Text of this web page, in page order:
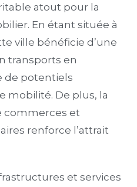
atout pour la
En étant située à
ville bénéficie d’une
transports en
de potentiels
mobilité. De plus, la
commerces et
renforce l’attrait
et services